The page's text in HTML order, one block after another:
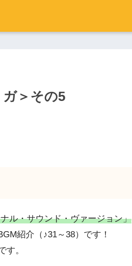
＞その5
ル・サウンド・ヴァージョン」
紹介（♪31～38）です！
す。